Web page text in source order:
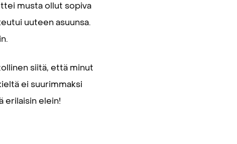
musta ollut sopiva
uuteen asuunsa.
siitä, että minut
ei suurimmaksi
erilaisin elein!